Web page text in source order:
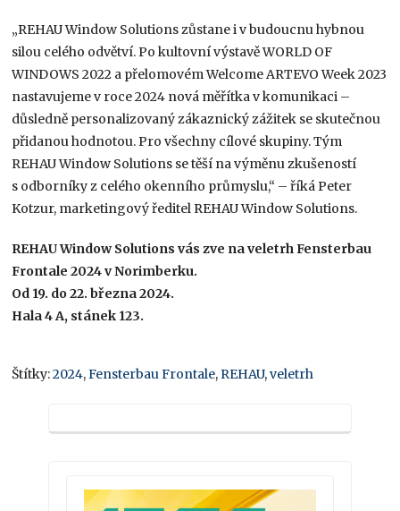
„REHAU Window Solutions zůstane i v budoucnu hybnou
silou celého odvětví. Po kultovní výstavě WORLD OF
WINDOWS 2022 a přelomovém Welcome ARTEVO Week 2023
nastavujeme v roce 2024 nová měřítka v komunikaci –
důsledně personalizovaný zákaznický zážitek se skutečnou
přidanou hodnotou. Pro všechny cílové skupiny. Tým
REHAU Window Solutions se těší na výměnu zkušeností
s odborníky z celého okenního průmyslu,“ – říká Peter
Kotzur, marketingový ředitel REHAU Window Solutions.
REHAU Window Solutions vás zve na veletrh Fensterbau
Frontale 2024 v Norimberku.
Od 19. do 22. března 2024.
Hala 4 A, stánek 123.
Štítky:2024,Fensterbau Frontale,REHAU,veletrh